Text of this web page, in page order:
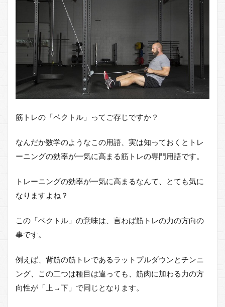
筋トレの「ベクトル」ってご存じですか？
なんだか数学のようなこの用語、実は知っておくとトレ
ーニングの効率が一気に高まる筋トレの専門用語です。
トレーニングの効率が一気に高まるなんて、とても気に
なりますよね？
この「ベクトル」の意味は、言わば筋トレの力の方向の
事です。
例えば、背筋の筋トレであるラットプルダウンとチンニ
ング、この二つは種目は違っても、筋肉に加わる力の方
向性が「上→下」で同じとなります。